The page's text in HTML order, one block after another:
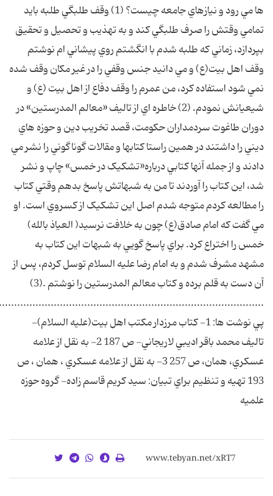
ها مي رود و نيازهاي جامعه چيست؟ (1) وقف طلبگي طلبه بايد
تمامي وقتش را صرف طلبگي کند و به تهذيب و تحصيل و تحقيق
بپردازد، زماني که طلبه شدم با انگشتم روي پيشاني ام نوشتم
وقف اهل بيت(ع) و مي دانيد جنس وقفي را در غير مکان وقف شده
نمي شود استفاده کرد، من عمرم را وقف دفاع از اهل بيت (ع) و
شيعيانش نمودم. (2) خاطره اي از تاليف «معالم المدرستين» در
دوران طاغوت سردمداران حکومت، قصد تخريب دين و حوزه هاي
ديني را داشتند در همين راستا کتابها و مقالات گوناگوني را نشر مي
دادند و از جمله آنها کتابي درباره«تشکيک در خمس» چاپ و نشر
شد، اين کتاب را آوردند تا من به شبهاتش پاسخ بدهم وقتي کتاب
را مطالعه کردم متوجه شدم اصل اين تشکيک از کسروي است. او
مي گفت که امام صادق(ع) چون به خلافت نرسيد( العياذ بالله)
خمس را اختراع کرد. براي پاسخ گويي به شبهات اين کتاب به
مشهد مشرف شدم و به امام رضا عليه السلام توسل کردم، پس از
آن دست به قلم برده و کتاب معالم المدرستين را نوشتم .(3)
پي نوشت ها: 1- کتاب مرزدار مکتب اهل بيت(عليه السلام)-
تاليف محمد باقر اديبي لاريجاني- ص 187 2- به نقل از علامه
عسکري، همان، ص 257 3- به نقل از علامه عسکري ، همان ، ص
193 تهيه و تنظيم براي تبيان: سيد کريم قاسم زاده- گروه حوزه
علميه